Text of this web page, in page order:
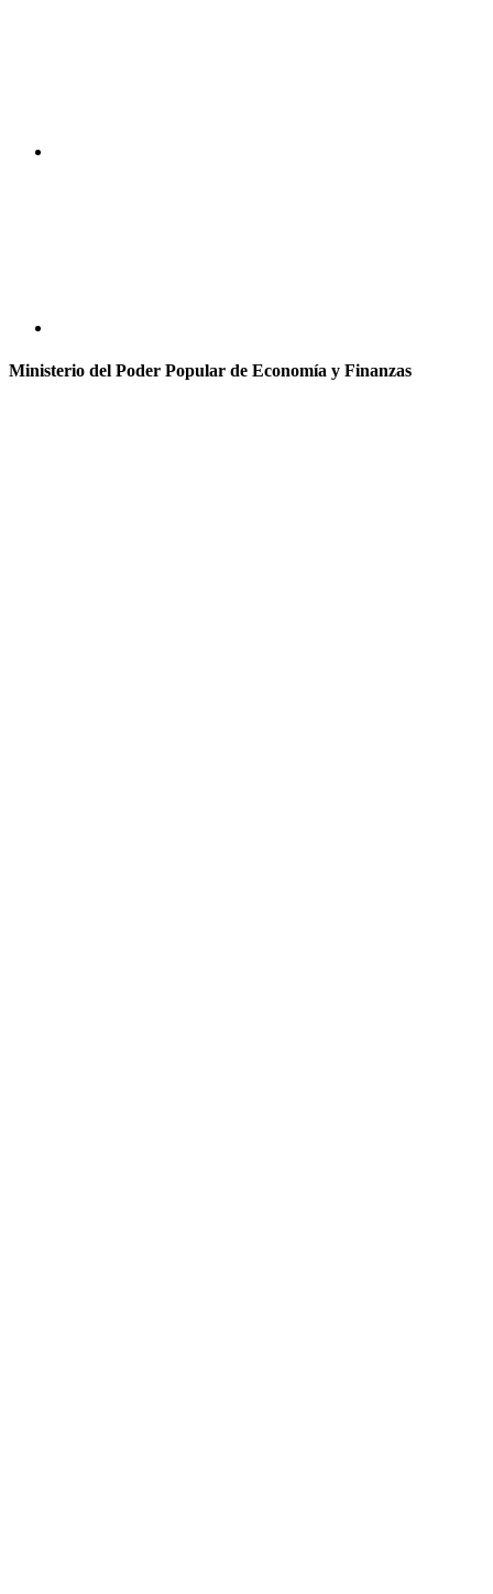
Ministerio del Poder Popular de Economía y Finanzas